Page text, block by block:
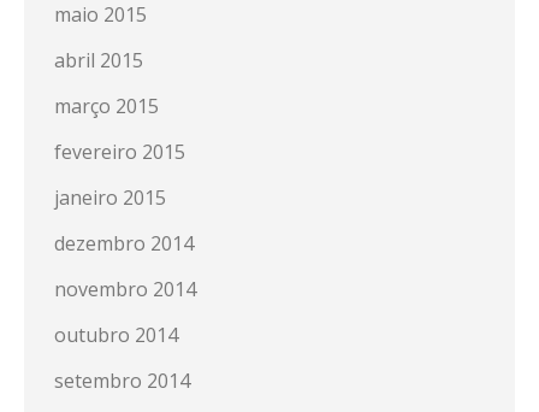
maio 2015
abril 2015
março 2015
fevereiro 2015
janeiro 2015
dezembro 2014
novembro 2014
outubro 2014
setembro 2014